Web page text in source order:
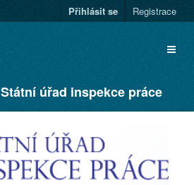
Přihlásit se Registrace
Státní úřad inspekce práce